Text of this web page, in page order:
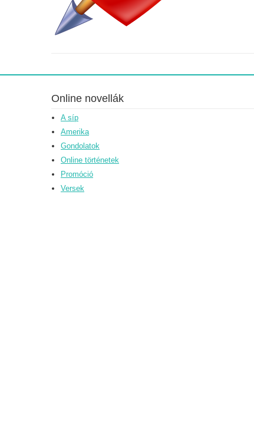
Online novellák
A síp
Amerika
Gondolatok
Online történetek
Promóció
Versek